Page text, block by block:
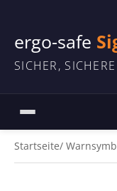
ergo-safe
SICHER,
Startseite